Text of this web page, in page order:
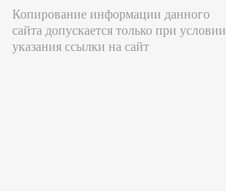
Копирование информации данного
сайта допускается только при условии
указания ссылки на сайт